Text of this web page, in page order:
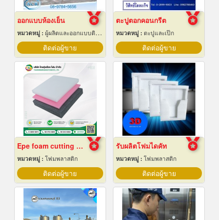
ออกแบบห้องเย็น
หมวดหมู่ : ผู้ผลิตและออกแบบติดตั้งห้องเย็น
ติดต่อผู้ขาย
ตะปูตอกคอนกรีต
หมวดหมู่ : ตะปูและเป๊ก
ติดต่อผู้ขาย
Epe foam cutting Pad
หมวดหมู่ : โฟมพลาสติก
ติดต่อผู้ขาย
รับผลิตโฟมไดคัท
หมวดหมู่ : โฟมพลาสติก
ติดต่อผู้ขาย